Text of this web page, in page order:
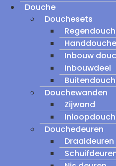
Douche
Douchesets
Inbouw
inbouwdeel
Douchewanden
Zijwand
Douchedeuren
Draaideuren